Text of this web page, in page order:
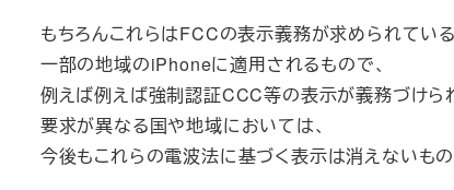
もちろんこれらはFCCの表示義務が求められてい
一部の地域のiPhoneに適用されるもので、
例えば例えば強制認証CCC等の表示が義務づけら
要求が異なる国や地域においては、
今後もこれらの電波法に基づく表示は消えないもの